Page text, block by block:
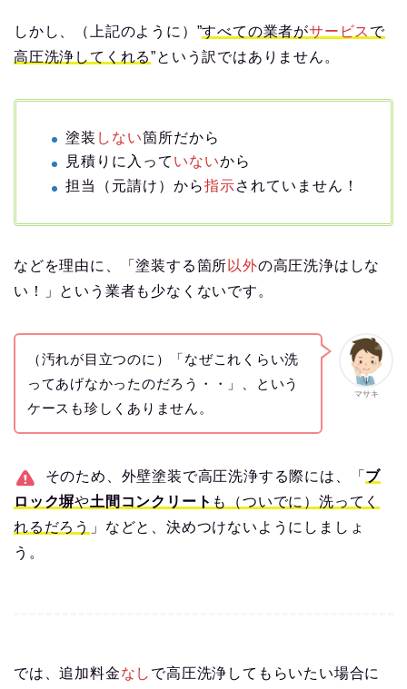
しかし、（上記のように）”すべての業者がサービス で
高圧洗浄してくれる”という訳ではありません。
塗装 しない箇所だから
見積りに入って いないから
担当（元請け）から指示されていません！
などを理由に、「塗装する箇所 以外の高圧洗浄はしな
い！」という業者も少なくないです。
マサキ
（汚れが目立つのに）「なぜこれくらい洗
ってあげなかったのだろう・・」、という
ケースも珍しくありません。
そのため、外壁塗装で高圧洗浄する際には、「 ブ
ロック塀や土間コンクリート も（ついでに）洗ってく
れるだろう 」などと、決めつけないようにしましょ
う。
では、追加料金なし で高圧洗浄してもらいたい場合に